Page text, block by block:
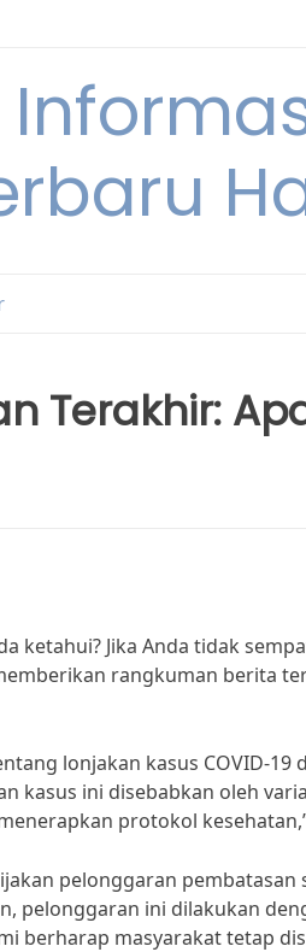
Terakhir:
ketahui? Jika Anda tidak
rangkuman berita
lonjakan kasus COVID-19
kasus ini disebabkan oleh
protokol
pelonggaran pembatasan
pelonggaran ini dilakukan
berharap masyarakat tetap